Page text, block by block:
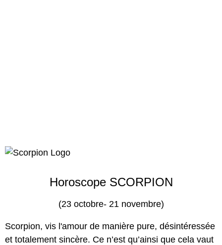
Horoscope SCORPION
(23 octobre- 21 novembre)
Scorpion, vis l'amour de manière pure, désintéressée
et totalement sincère. Ce n’est qu’ainsi que cela vaut